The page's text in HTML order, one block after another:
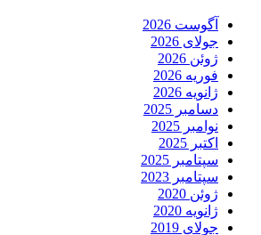
آگوست 2026
جولای 2026
ژوئن 2026
فوریه 2026
ژانویه 2026
دسامبر 2025
نوامبر 2025
اکتبر 2025
سپتامبر 2025
سپتامبر 2023
ژوئن 2020
ژانویه 2020
جولای 2019